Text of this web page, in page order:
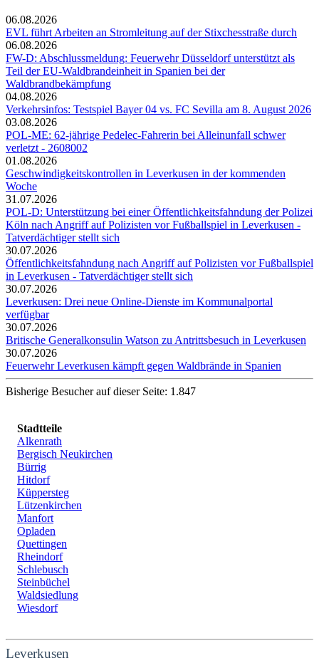
06.08.2026
EVL führt Arbeiten an Stromleitung auf der Stixchesstraße durch
06.08.2026
FW-D: Abschlussmeldung: Feuerwehr Düsseldorf unterstützt als
Teil der EU-Waldbrandeinheit in Spanien bei der
Waldbrandbekämpfung
04.08.2026
Verkehrsinfos: Testspiel Bayer 04 vs. FC Sevilla am 8. August 2026
03.08.2026
POL-ME: 62-jährige Pedelec-Fahrerin bei Alleinunfall schwer
verletzt - 2608002
01.08.2026
Geschwindigkeitskontrollen in Leverkusen in der kommenden
Woche
31.07.2026
POL-D: Unterstützung bei einer Öffentlichkeitsfahndung der Polizei
Köln nach Angriff auf Polizisten vor Fußballspiel in Leverkusen -
Tatverdächtiger stellt sich
30.07.2026
Öffentlichkeitsfahndung nach Angriff auf Polizisten vor Fußballspiel
in Leverkusen - Tatverdächtiger stellt sich
30.07.2026
Leverkusen: Drei neue Online-Dienste im Kommunalportal
verfügbar
30.07.2026
Britische Generalkonsulin Watson zu Antrittsbesuch in Leverkusen
30.07.2026
Feuerwehr Leverkusen kämpft gegen Waldbrände in Spanien
Bisherige Besucher auf dieser Seite: 1.847
Stadtteile
Alkenrath
Bergisch Neukirchen
Bürrig
Hitdorf
Küppersteg
Lützenkirchen
Manfort
Opladen
Quettingen
Rheindorf
Schlebusch
Steinbüchel
Waldsiedlung
Wiesdorf
Leverkusen